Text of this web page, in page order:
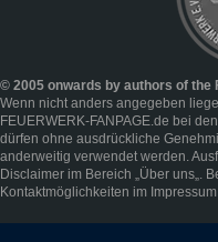
© 2005 onwards by authors of the
Wenn nicht anders angegeben
FEUERWERK-FANPAGE.de bei
dürfen ohne ausdrückliche
anderweitig verwendet werden.
Disclaimer im Bereich „Über uns„.
Kontaktmöglichkeiten im Impressum